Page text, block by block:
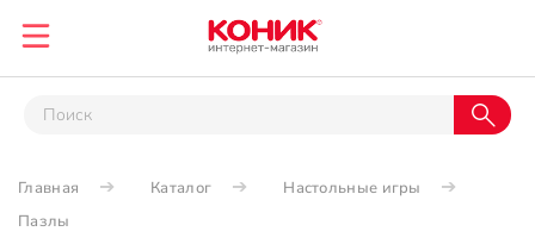
Главная Каталог
Настольные игры
Пазлы